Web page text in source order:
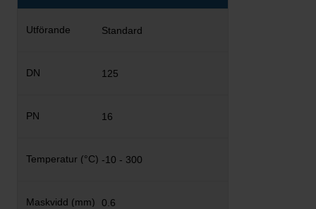
Standard
125
16
-10 - 300
0.6